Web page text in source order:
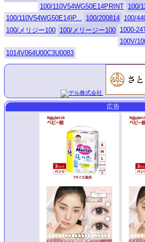
100/110V54WG50E14PRINT 100/
100/110V54WG50E14}P...
100/200814 100/
100/メリジー100 100/メリージー100 1000-
100V/
1014V064U00C3U0083
広告